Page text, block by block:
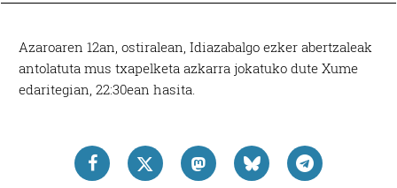
Azaroaren 12an, ostiralean, Idiazabalgo ezker abertzaleak
antolatuta mus txapelketa azkarra jokatuko dute Xume
edaritegian, 22:30ean hasita.